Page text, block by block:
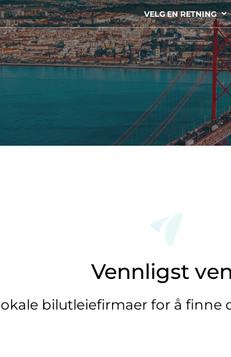
VELG EN RETNING
Vennligst
bilutleiefirmaer for å finne